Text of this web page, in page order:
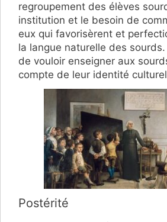
regroupement des élèves
institution et le besoin de
eux qui favorisèrent et
la langue naturelle des
de vouloir enseigner aux
compte de leur identité
Postérité